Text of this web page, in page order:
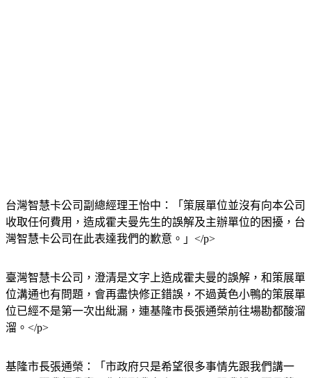
台灣智慧卡公司副總經理王怡中：「策展單位並沒有向本公司
收取任何費用，造成霍夫曼先生的誤解及主辦單位的困擾，台
灣智慧卡公司在此表達我們的歉意。」</p>
臺灣智慧卡公司，澄清是文字上造成霍夫曼的誤解，和策展單
位溝通也有問題，會再盡快修正錯誤，不過黃色小鴨的策展單
位已經不是第一次出紕漏，連基隆市長張通榮前往場勘都酸溜
溜。</p>
基隆市長張通榮：「市政府只是希望很多事情先跟我們講一